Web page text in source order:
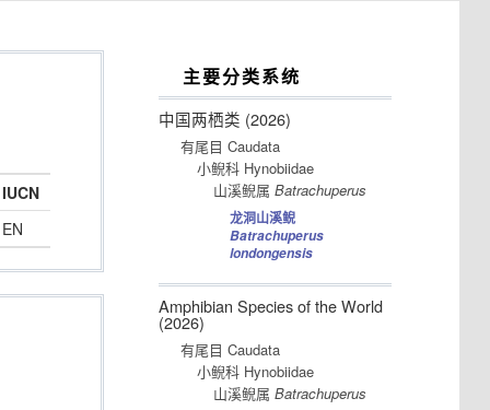
IUCN
EN
主要分类系统
中国两栖类 (2026)
有尾目 Caudata
小鲵科 Hynobiidae
山溪鲵属Batrachuperus
龙洞山溪鲵
Batrachuperus
londongensis
Amphibian Species of the World
(2026)
有尾目 Caudata
小鲵科 Hynobiidae
山溪鲵属Batrachuperus